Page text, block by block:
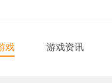
戏 游戏资讯